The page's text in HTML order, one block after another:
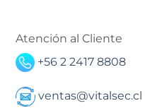
Atención al Cliente
+56 2 2417 8808
ventas@vitalsec.cl